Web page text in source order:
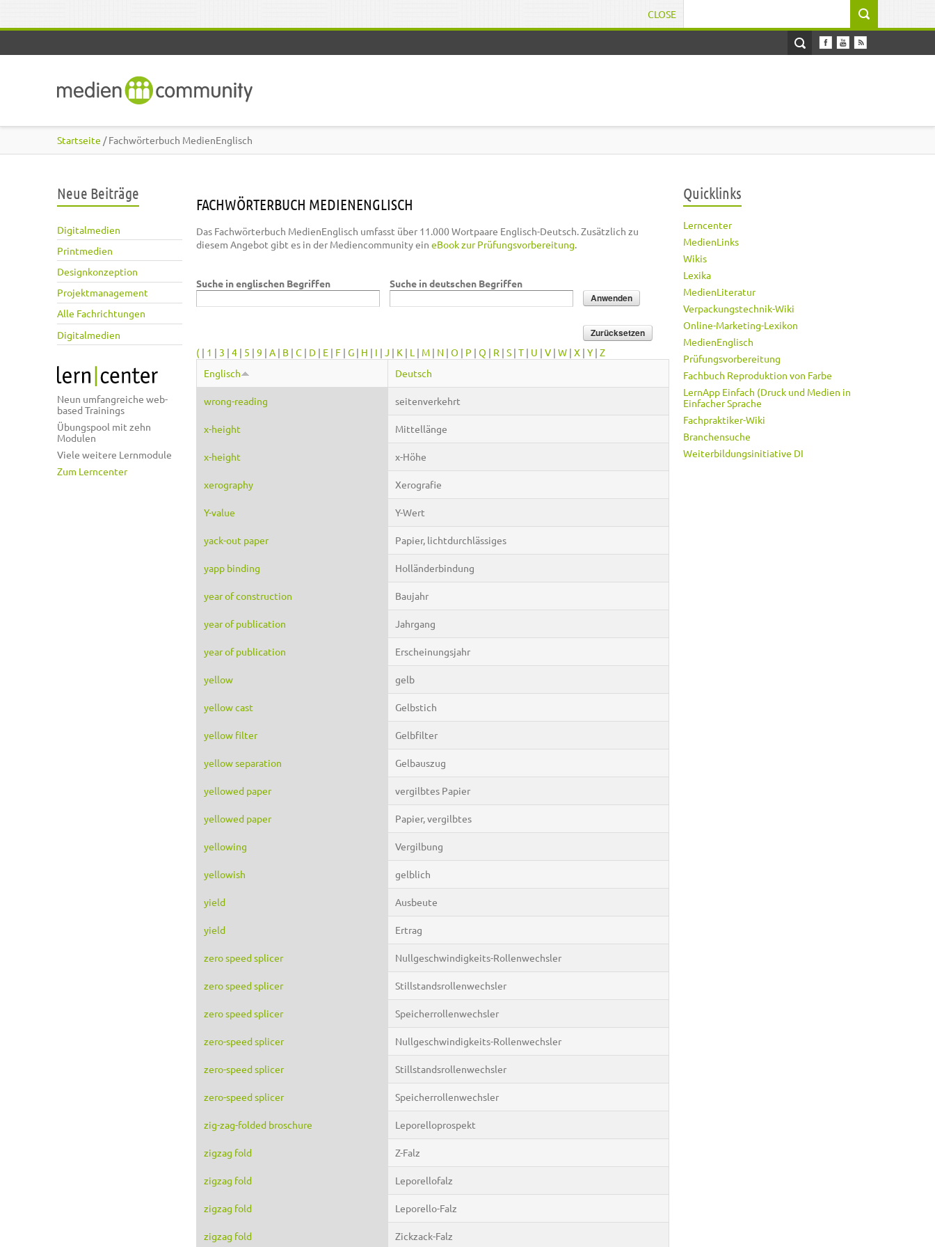
CLOSE
Startseite / Fachwörterbuch MedienEnglisch
Neue Beiträge
Digitalmedien
Printmedien
Designkonzeption
Projektmanagement
Alle Fachrichtungen
Digitalmedien
Neun umfangreiche web-
based Trainings
Übungspool mit zehn
Modulen
Viele weitere Lernmodule
Zum Lerncenter
FACHWÖRTERBUCH MEDIENENGLISCH
Das Fachwörterbuch MedienEnglisch umfasst über 11.000 Wortpaare Englisch-Deutsch. Zusätzlich zu
diesem Angebot gibt es in der Mediencommunity ein eBook zur Prüfungsvorbereitung.
Suche in englischen Begriffen Suche in deutschen Begriffen
( | 1 | 3 | 4 | 5 | 9 | A | B | C | D | E | F | G | H | I | J | K | L | M | N | O | P | Q | R | S | T | U | V | W | X | Y | Z
Englisch
Deutsch
wrong-reading seitenverkehrt
x-height Mittellänge
x-height x-Höhe
xerography Xerografie
Y-value Y-Wert
yack-out paper Papier, lichtdurchlässiges
yapp binding Holländerbindung
year of construction Baujahr
year of publication Jahrgang
year of publication Erscheinungsjahr
yellow gelb
yellow cast Gelbstich
yellow filter Gelbfilter
yellow separation Gelbauszug
yellowed paper vergilbtes Papier
yellowed paper Papier, vergilbtes
yellowing Vergilbung
yellowish gelblich
yield Ausbeute
yield Ertrag
zero speed splicer Nullgeschwindigkeits-Rollenwechsler
zero speed splicer Stillstandsrollenwechsler
zero speed splicer Speicherrollenwechsler
zero-speed splicer Nullgeschwindigkeits-Rollenwechsler
zero-speed splicer Stillstandsrollenwechsler
zero-speed splicer Speicherrollenwechsler
zig-zag-folded broschure Leporelloprospekt
zigzag fold Z-Falz
zigzag fold Leporellofalz
zigzag fold Leporello-Falz
zigzag fold Zickzack-Falz
Quicklinks
Lerncenter
MedienLinks
Wikis
Lexika
MedienLiteratur
Verpackungstechnik-Wiki
Online-Marketing-Lexikon
MedienEnglisch
Prüfungsvorbereitung
Fachbuch Reproduktion von Farbe
LernApp Einfach (Druck und Medien in
Einfacher Sprache
Fachpraktiker-Wiki
Branchensuche
Weiterbildungsinitiative DI